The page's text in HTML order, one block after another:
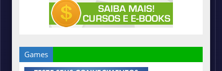
Games